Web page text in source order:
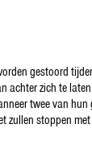
gestoord
achter zich te
twee van
zullen stoppen